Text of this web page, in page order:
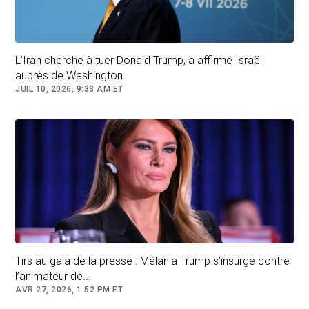
la classe politique canadienne.
À cela s'ajoute sa volonté affichée de reprendre
le contrôle du canal de Panama, son idée
d'annexer le Groenland et son désir de
renommer le golfe du Mexique en
Occident?Des experts se prononcent.
L’Iran cherche à tuer Donald Trump, a affirmé Israël
auprès de Washington
JUIL 10, 2026, 9:33 AM ET
Tirs au gala de la presse : Mélania Trump s’insurge contre
l’animateur de...
AVR 27, 2026, 1:52 PM ET